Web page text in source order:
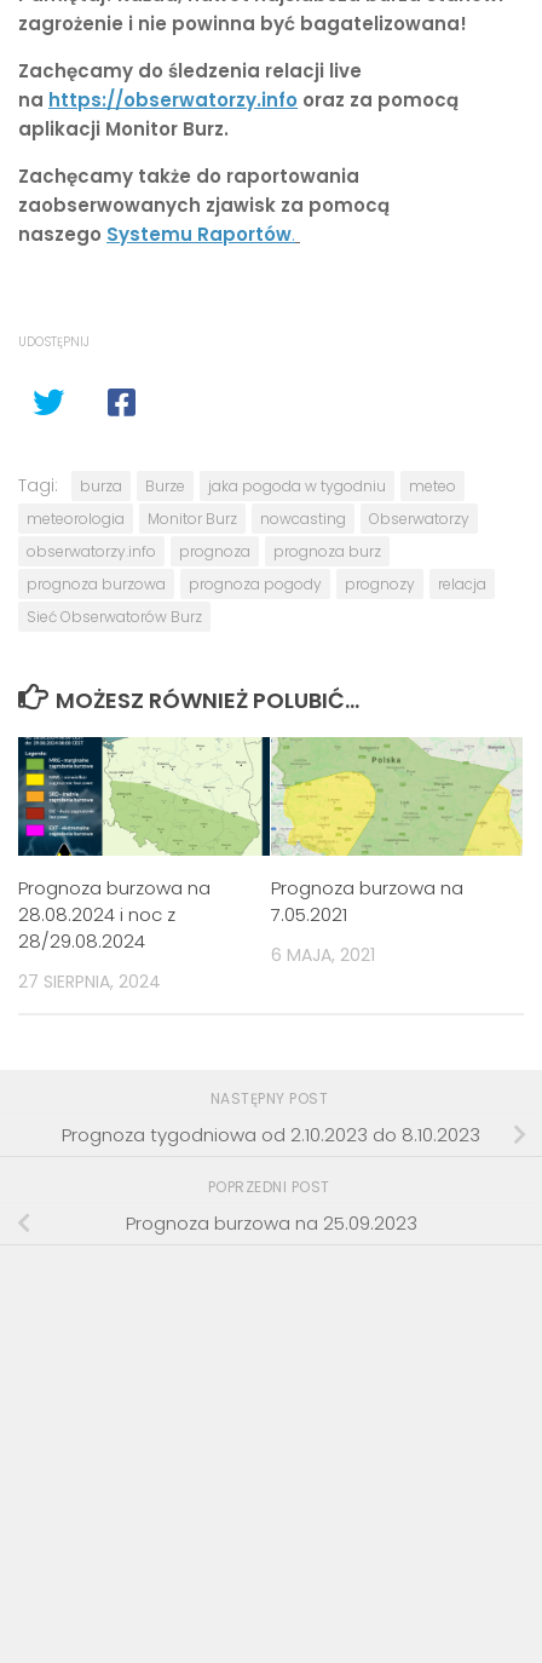
zagrożenie i nie powinna być bagatelizowana!
Zachęcamy do śledzenia relacji live
na https://obserwatorzy.info oraz za pomocą
aplikacji Monitor Burz.
Zachęcamy także do raportowania
zaobserwowanych zjawisk za pomocą
naszego Systemu Raportów.
UDOSTĘPNIJ
Tagi: burza Burze jaka pogoda w tygodniu
meteo
meteorologia
Monitor Burz nowcasting
Obserwatorzy
obserwatorzy.info
prognoza
prognoza burz
prognoza burzowa
prognoza pogody prognozy
relacja
Sieć Obserwatorów Burz
MOŻESZ RÓWNIEŻ POLUBIĆ…
Prognoza burzowa na
28.08.2024 i noc z
28/29.08.2024
27 SIERPNIA, 2024
Prognoza burzowa na
7.05.2021
6 MAJA, 2021
NASTĘPNY POST
Prognoza tygodniowa od 2.10.2023 do 8.10.2023
POPRZEDNI POST
Prognoza burzowa na 25.09.2023